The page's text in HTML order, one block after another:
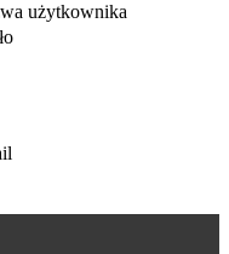
użytkownika